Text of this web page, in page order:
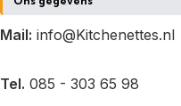
Mail: info@Kitchenettes.nl
Tel. 085 - 303 65 98